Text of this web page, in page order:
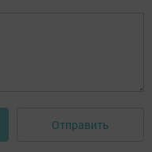
Отправить